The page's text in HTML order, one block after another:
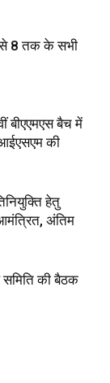
से 8 तक के सभी
बीएएमएस बैच में
की
हेतु
अंतिम
समिति की बैठक